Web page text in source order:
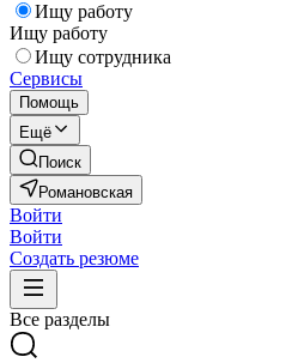
Ищу работу
Ищу работу
Ищу сотрудника
Сервисы
Помощь
Ещё
Поиск
Романовская
Войти
Войти
Создать резюме
Все разделы